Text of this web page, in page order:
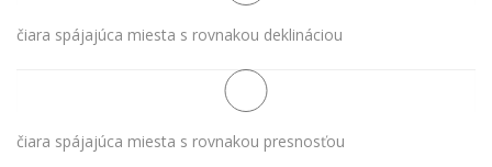
čiara spájajúca miesta s rovnakou deklináciou
čiara spájajúca miesta s rovnakou presnosťou